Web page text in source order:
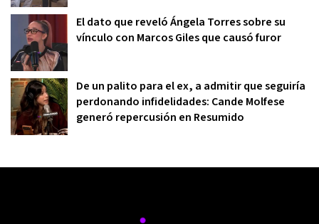
El dato que reveló Ángela Torres sobre su
vínculo con Marcos Giles que causó furor
De un palito para el ex, a admitir que seguiría
perdonando infidelidades: Cande Molfese
generó repercusión en Resumido